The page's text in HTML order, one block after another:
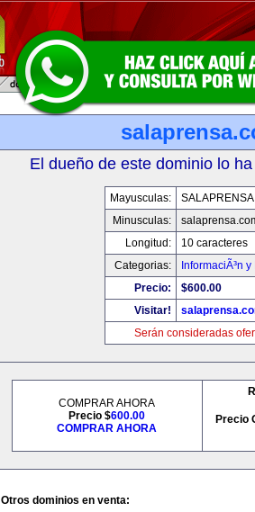
El dueño de este dominio lo
Mayusculas:
Minusculas:
Longitud:
10 caracteres
Categorias:
InformaciÃ³n
Precio:
$600.00
Visitar!
Serán consideradas
COMPRAR AHORA
Precio $600.00
COMPRAR AHORA
Precio
Otros dominios en venta: